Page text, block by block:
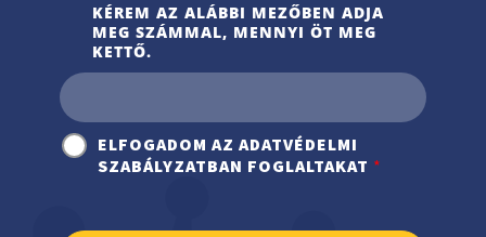
KÉREM AZ ALÁBBI MEZŐBEN ADJA
MEG SZÁMMAL, MENNYI ÖT MEG
KETTŐ.
ELFOGADOM AZ ADATVÉDELMI
SZABÁLYZATBAN FOGLALTAKAT *